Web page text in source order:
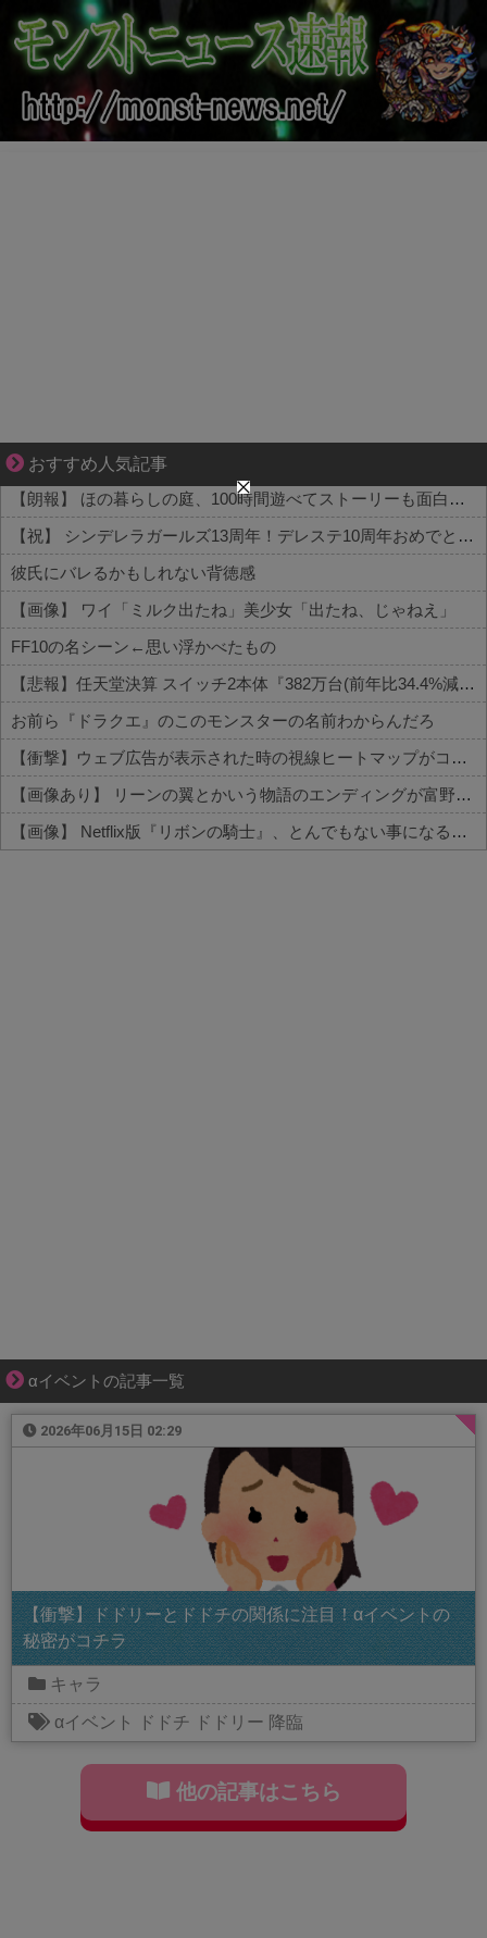
おすすめ人気記事
小さなすれ違いが、夫を追い詰めていく
【朗報】 ほの暮らしの庭、100時間遊べてストーリーも面白いスタバレの上位互換だとまじで好評
【祝】 シンデレラガールズ13周年！デレステ10周年おめでとう！ガチャ更新SSR八神マキノ・イベントSRイヴ、SR望月聖！
彼氏にバレるかもしれない背徳感
【画像】 ワイ「ミルク出たね」美少女「出たね、じゃねえ」
FF10の名シーン←思い浮かべたもの
【悲報】任天堂決算 スイッチ2本体『382万台(前年比34.4%減)』スイッチ本体『66万台(前年比31.8%減)』
お前ら『ドラクエ』のこのモンスターの名前わからんだろ
【衝撃】ウェブ広告が表示された時の視線ヒートマップがコチラ…
【画像あり】 リーンの翼とかいう物語のエンディングが富野作品の中でも屈指の美しさを誇る作品
【画像】 Netflix版『リボンの騎士』、とんでもない事になるｗｗｗｗｗ
αイベントの記事一覧
2026年06月15日 02:29
【衝撃】ドドリーとドドチの関係に注目！αイベントの
秘密がコチラ
キャラ
αイベント ドドチ ドドリー 降臨
他の記事はこちら